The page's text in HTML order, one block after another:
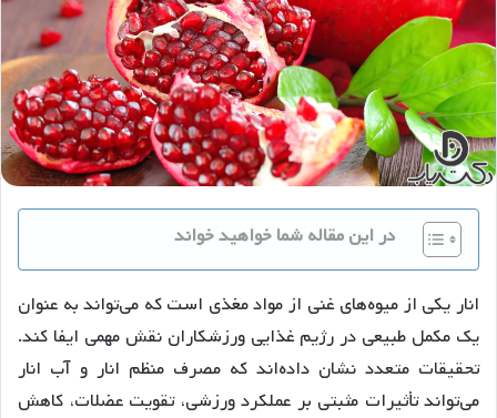
در این مقاله شما خواهید خواند
انار یکی از میوه‌های غنی از مواد مغذی است که می‌تواند به عنوان
یک مکمل طبیعی در رژیم غذایی ورزشکاران نقش مهمی ایفا کند.
تحقیقات متعدد نشان داده‌اند که مصرف منظم انار و آب انار
می‌تواند تأثیرات مثبتی بر عملکرد ورزشی، تقویت عضلات، کاهش